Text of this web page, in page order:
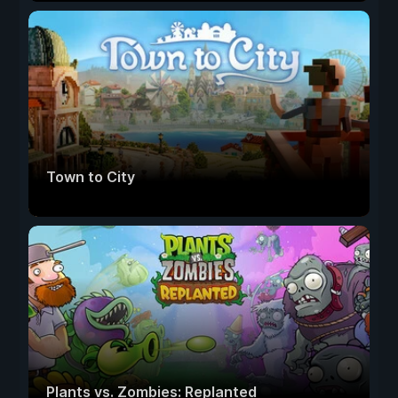
Town to City
Plants vs. Zombies: Replanted